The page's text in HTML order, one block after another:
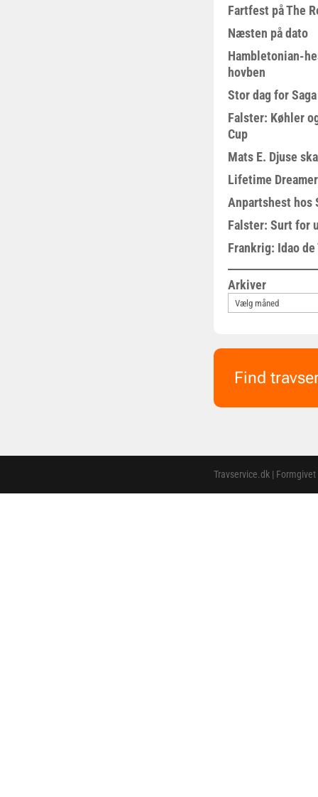
Fartfest på The
Næsten på dato
Hambletonian-
hovben
Stor dag for
Falster: Køhler
Cup
Mats E. Djuse
Lifetime
Anpartshest hos
Falster: Surt for
Frankrig: Idao
Arkiver
Find
Travservice.dk |